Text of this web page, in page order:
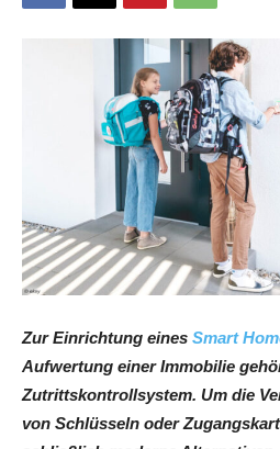
Zur Einrichtung eines Smart
Aufwertung einer Immobilie
Zutrittskontrollsystem. Um die
von Schlüsseln oder